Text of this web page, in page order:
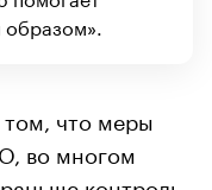
что меры
во многом